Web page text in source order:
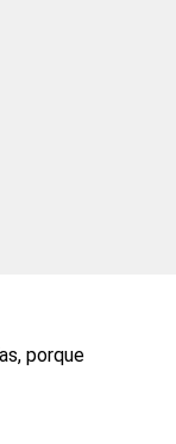
porque